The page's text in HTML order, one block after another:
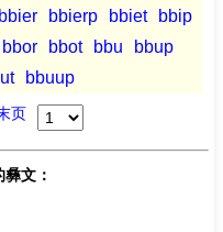
bbier bbierp bbiet
bbip
bbor bbot bbu
bbup
bbuup
页
文：